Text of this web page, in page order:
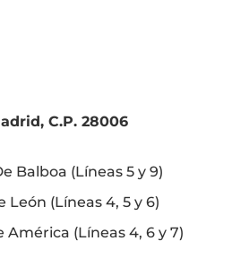
C.P. 28006
Balboa (Líneas 5 y 9)
León (Líneas 4, 5 y 6)
América (Líneas 4, 6 y 7)